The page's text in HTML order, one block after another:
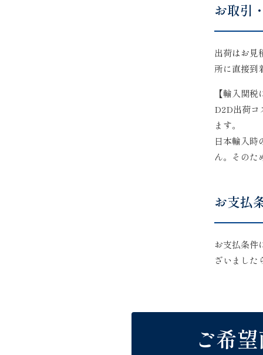
お取引
出荷はお見
所に直接到
【輸入関
D2D出荷コ
ます。
日本輸入時
ん。そのた
お支払
お支払条件
ざいました
ご希